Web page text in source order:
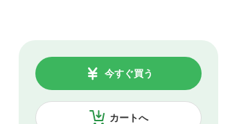
カートへ
今すぐ買う